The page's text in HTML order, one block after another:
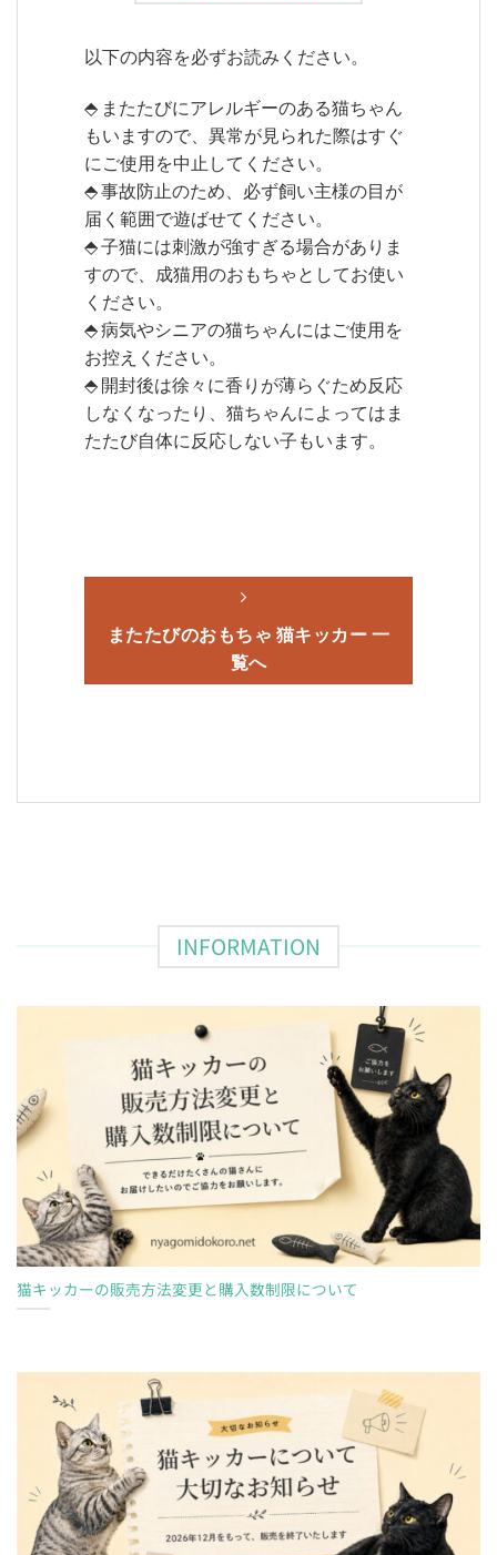
以下の内容を必ずお読みください。
⬘ またたびにアレルギーのある猫ちゃん
もいますので、異常が見られた際はすぐ
にご使用を中止してください。
⬘ 事故防止のため、必ず飼い主様の目が
届く範囲で遊ばせてください。
⬘ 子猫には刺激が強すぎる場合がありま
すので、成猫用のおもちゃとしてお使い
ください。
⬘ 病気やシニアの猫ちゃんにはご使用を
お控えください。
⬘ 開封後は徐々に香りが薄らぐため反応
しなくなったり、猫ちゃんによってはま
たたび自体に反応しない子もいます。
またたびのおもちゃ 猫キッカー 一
覧へ
INFORMATION
猫キッカーの販売方法変更と購入数制限について